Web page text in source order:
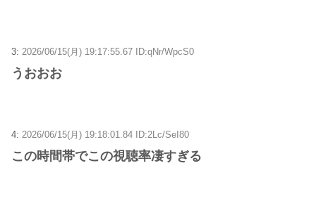
3: 2026/06/15(月) 19:17:55.67 ID:qNr/WpcS0
うおおお
4: 2026/06/15(月) 19:18:01.84 ID:2Lc/SeI80
この時間帯でこの視聴率凄すぎる